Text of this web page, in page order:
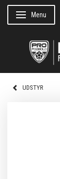
SkifteMenu
UDSTYR